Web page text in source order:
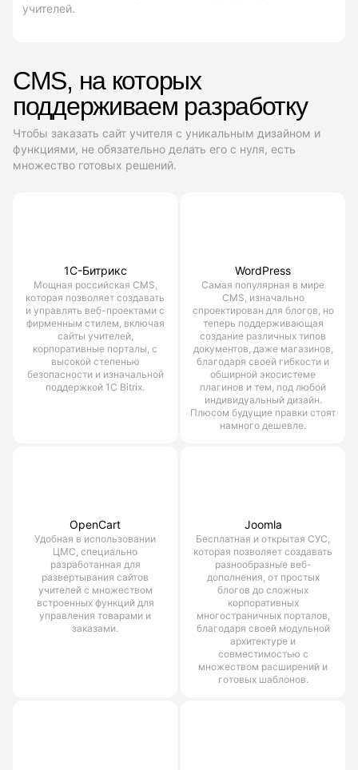
учителей.
CMS, на которых
поддерживаем разработку
Чтобы заказать сайт учителя с уникальным дизайном и
функциями, не обязательно делать его с нуля, есть
множество готовых решений.
1С-Битрикс
Мощная российская CMS,
которая позволяет создавать
и управлять веб-проектами с
фирменным стилем, включая
сайты учителей,
корпоративные порталы, с
высокой степенью
безопасности и изначальной
поддержкой 1С Bitrix.
WordPress
Самая популярная в мире
CMS, изначально
спроектирован для блогов, но
теперь поддерживающая
создание различных типов
документов, даже магазинов,
благодаря своей гибкости и
обширной экосистеме
плагинов и тем, под любой
индивидуальный дизайн.
Плюсом будущие правки стоят
намного дешевле.
OpenCart
Удобная в использовании
ЦМС, специально
разработанная для
развертывания сайтов
учителей с множеством
встроенных функций для
управления товарами и
заказами.
Joomla
Бесплатная и открытая СУС,
которая позволяет создавать
разнообразные веб-
дополнения, от простых
блогов до сложных
корпоративных
многостраничных порталов,
благодаря своей модульной
архитектуре и
совместимостью с
множеством расширений и
готовых шаблонов.